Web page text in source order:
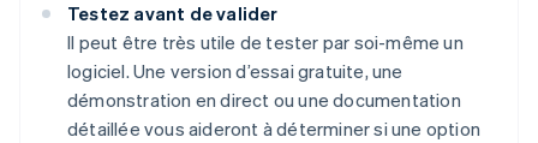
Testez avant de valider
Il peut être très utile de tester par soi-même un
logiciel. Une version d’essai gratuite, une
démonstration en direct ou une documentation
détaillée vous aideront à déterminer si une option